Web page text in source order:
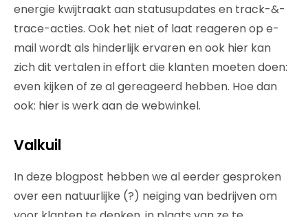
energie kwijtraakt aan statusupdates en track-&-
trace-acties. Ook het niet of laat reageren op e-
mail wordt als hinderlijk ervaren en ook hier kan
zich dit vertalen in effort die klanten moeten doen:
even kijken of ze al gereageerd hebben. Hoe dan
ook: hier is werk aan de webwinkel.
Valkuil
In deze blogpost hebben we al eerder gesproken
over een natuurlijke (?) neiging van bedrijven om